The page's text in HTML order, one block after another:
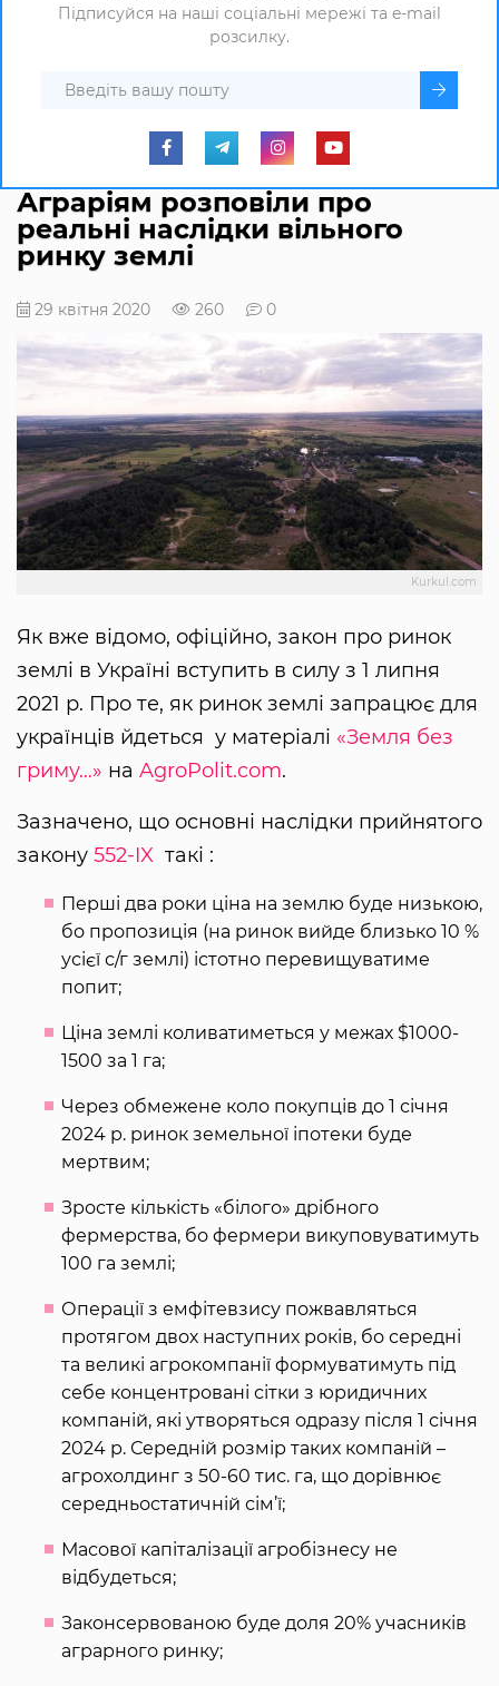
Підписуйся на наші соціальні мережі та e-mail
розсилку.
Аграріям розповіли про
реальні наслідки вільного
ринку землі
29 квітня 2020 260 0
Kurkul.com
Як вже відомо, офіційно, закон про ринок
землі в Україні вступить в силу з 1 липня
2021 р. Про те, як ринок землі запрацює для
українців йдеться у матеріалі «Земля без
гриму…» на AgroPolit.com.
Зазначено, що основні наслідки прийнятого
закону 552-IX такі :
Перші два роки ціна на землю буде низькою,
бо пропозиція (на ринок вийде близько 10 %
усієї с/г землі) істотно перевищуватиме
попит;
Ціна землі коливатиметься у межах $1000-
1500 за 1 га;
Через обмежене коло покупців до 1 січня
2024 р. ринок земельної іпотеки буде
мертвим;
Зросте кількість «білого» дрібного
фермерства, бо фермери викуповуватимуть
100 га землі;
Операції з емфітевзису пожвавляться
протягом двох наступних років, бо середні
та великі агрокомпанії формуватимуть під
себе концентровані сітки з юридичних
компаній, які утворяться одразу після 1 січня
2024 р. Середній розмір таких компаній –
агрохолдинг з 50-60 тис. га, що дорівнює
середньостатичній сім’ї;
Масової капіталізації агробізнесу не
відбудеться;
Законсервованою буде доля 20% учасників
аграрного ринку;